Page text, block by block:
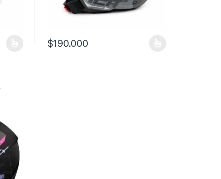
página de producto
Las opciones se pueden elegir en la página de producto
$190.000
Este producto tiene múltiples variantes. Las